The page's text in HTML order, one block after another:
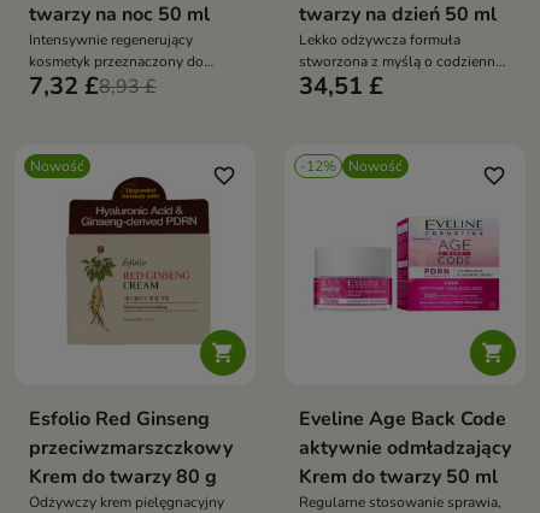
twarzy na noc 50 ml
Intensywnie regenerujący
kosmetyk przeznaczony do
pielęgnacji skóry wymagającej
7,32 £8,93 £
twarzy na dzień 50 ml
Lekko odżywcza formuła
stworzona z myślą o codziennej
pielęgnacji skóry dojrzałej,
34,51 £
Nowość

favorite_border
Esfolio Red Ginseng
przeciwzmarszczkowy
Krem do twarzy 80 g
Odżywczy krem pielęgnacyjny
-12% Nowość

favorite_border
Eveline Age Back Code
aktywnie odmładzający
Krem do twarzy 50 ml
Regularne stosowanie sprawia,